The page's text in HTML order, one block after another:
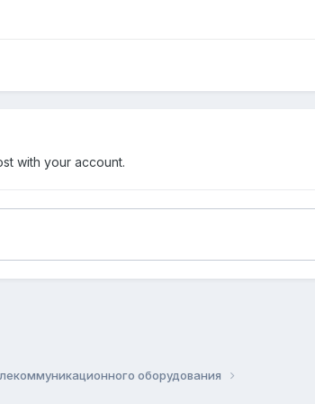
with your account.
оборудования